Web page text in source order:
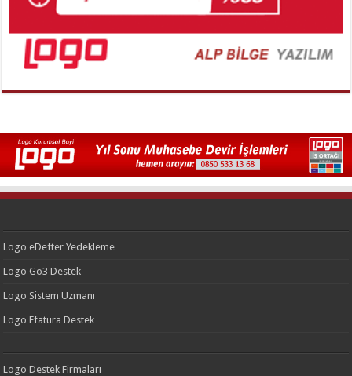
Logo eDefter Yedekleme
Logo Go3 Destek
Logo Sistem Uzmanı
Logo Efatura Destek
Logo Destek Firmaları